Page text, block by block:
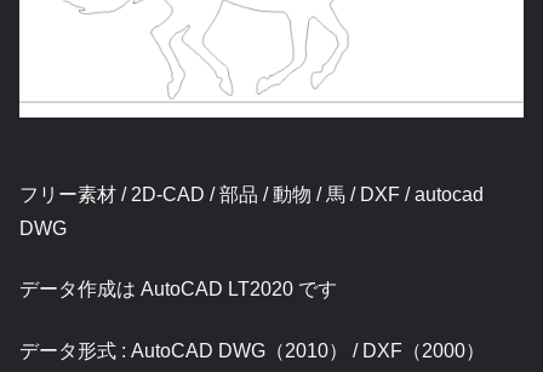
フリー素材 / 2D-CAD / 部品 / 動物 / 馬 / DXF / autocad
DWG
データ作成は AutoCAD LT2020 です
データ形式 : AutoCAD DWG（2010） / DXF（2000）